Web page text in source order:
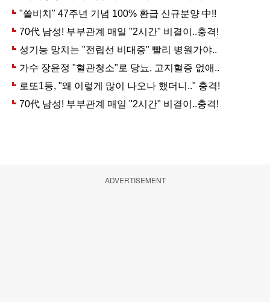
ADVERTISEMENT